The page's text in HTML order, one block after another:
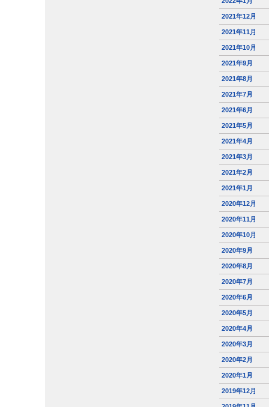
2021年12月
2021年11月
2021年10月
2021年9月
2021年8月
2021年7月
2021年6月
2021年5月
2021年4月
2021年3月
2021年2月
2021年1月
2020年12月
2020年11月
2020年10月
2020年9月
2020年8月
2020年7月
2020年6月
2020年5月
2020年4月
2020年3月
2020年2月
2020年1月
2019年12月